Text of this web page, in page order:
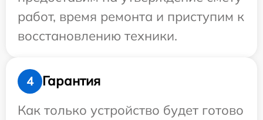
работ, время ремонта и приступим к
восстановлению техники.
4
Гарантия
Как только устройство будет готово